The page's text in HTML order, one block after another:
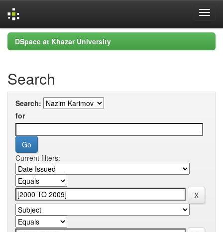
Skip
navigation
DSpace at Khazar University
Search
Search:
for
Current filters: